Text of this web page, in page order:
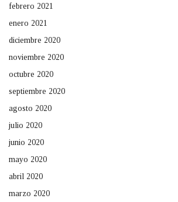
febrero 2021
enero 2021
diciembre 2020
noviembre 2020
octubre 2020
septiembre 2020
agosto 2020
julio 2020
junio 2020
mayo 2020
abril 2020
marzo 2020